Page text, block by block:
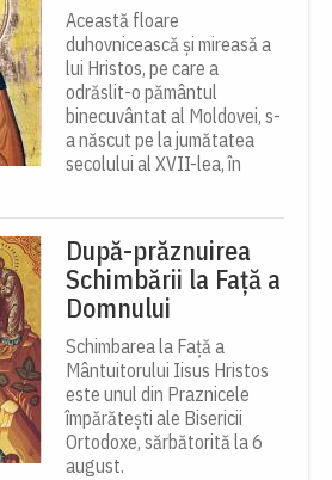
Această floare
duhovnicească și mireasă a
lui Hristos, pe care a
odrăslit-o pământul
binecuvântat al Moldovei, s-
a născut pe la jumătatea
secolului al XVII-lea, în
După-prăznuirea
Schimbării la Față a
Domnului
Schimbarea la Față a
Mântuitorului Iisus Hristos
este unul din Praznicele
împărătești ale Bisericii
Ortodoxe, sărbătorită la 6
august.